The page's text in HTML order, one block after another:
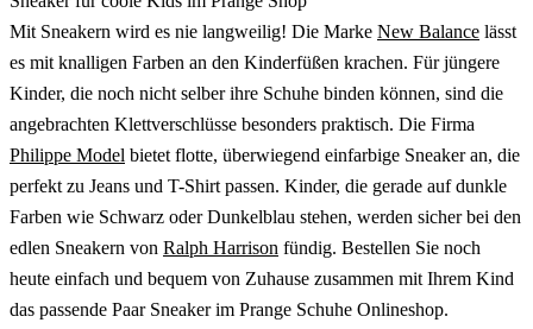
Mit Sneakern wird es nie langweilig! Die Marke New Balance lässt
es mit knalligen Farben an den Kinderfüßen krachen. Für jüngere
Kinder, die noch nicht selber ihre Schuhe binden können, sind die
angebrachten Klettverschlüsse besonders praktisch. Die Firma
Philippe Model bietet flotte, überwiegend einfarbige Sneaker an, die
perfekt zu Jeans und T-Shirt passen. Kinder, die gerade auf dunkle
Farben wie Schwarz oder Dunkelblau stehen, werden sicher bei den
edlen Sneakern von Ralph Harrison fündig. Bestellen Sie noch
heute einfach und bequem von Zuhause zusammen mit Ihrem Kind
das passende Paar Sneaker im Prange Schuhe Onlineshop.